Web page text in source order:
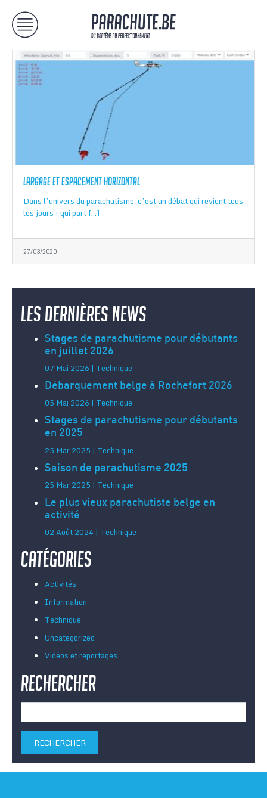
Largage et espacement horizontal
Dans l’univers du parachutisme, c’est un débat qui revient tous
les jours : qui part […]
27/03/2020
Les dernières news
Stages de parachutisme pour débutants
en juillet 2026
07 Mai 2026 | Technique
Débarquement belge à Rochefort 2026
05 Mai 2026 | Technique
Stages de parachutisme pour débutants
en 2025
25 Mar 2025 | Technique
Saison de parachutisme 2025
25 Mar 2025 | Technique
Le plus vieux parachutiste belge en
activité
02 Août 2024 | Technique
Catégories
Activités
Information
Technique
Uncategorized
Vidéos et reportages
Rechercher
Rechercher :